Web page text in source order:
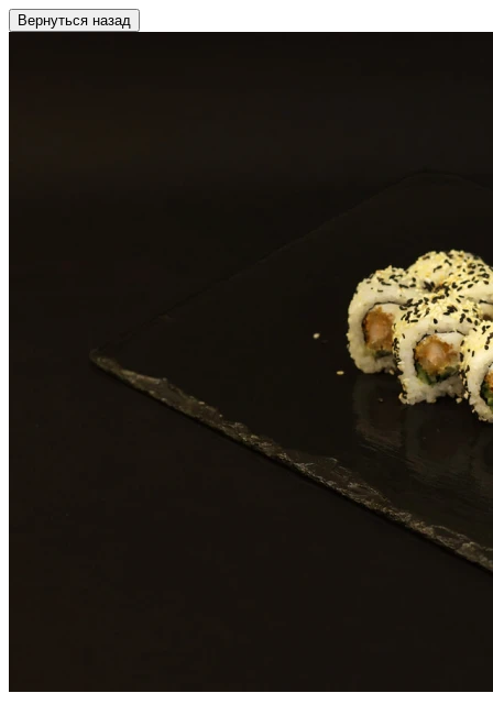
Вернуться назад